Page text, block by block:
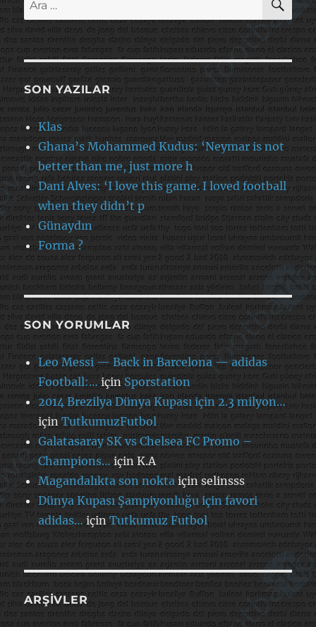
SON YAZILAR
Klas
Ghana’s Mohammed Kudus: ‘Neymar is not
better than me, just more h
Dani Alves: ‘I love this game. I loved football
when they didn’t p
Günaydın
Forma ?
SON YORUMLAR
Leo Messi — Back in Barcelona — adidas
Football:…içinSporstation
2014 Brezilya Dünya Kupası için 2.3 milyon…
içinTutkumuzFutbol
Galatasaray SK vs Chelsea FC Promo –
Champions…içinK.A
Magandalıkta son noktaiçinselinsss
Dünya Kupası Şampiyonluğu için favori
adidas… içinTutkumuz Futbol
ARŞIVLER